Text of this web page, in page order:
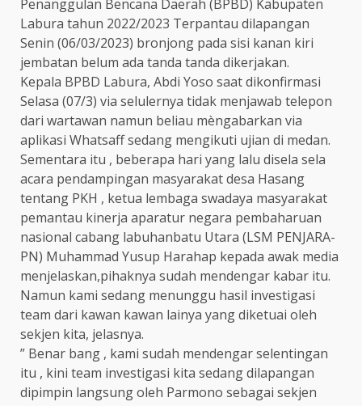
Penanggulan Bencana Daerah (BPBD) Kabupaten
Labura tahun 2022/2023 Terpantau dilapangan
Senin (06/03/2023) bronjong pada sisi kanan kiri
jembatan belum ada tanda tanda dikerjakan.
Kepala BPBD Labura, Abdi Yoso saat dikonfirmasi
Selasa (07/3) via selulernya tidak menjawab telepon
dari wartawan namun beliau mèngabarkan via
aplikasi Whatsaff sedang mengikuti ujian di medan.
Sementara itu , beberapa hari yang lalu disela sela
acara pendampingan masyarakat desa Hasang
tentang PKH , ketua lembaga swadaya masyarakat
pemantau kinerja aparatur negara pembaharuan
nasional cabang labuhanbatu Utara (LSM PENJARA-
PN) Muhammad Yusup Harahap kepada awak media
menjelaskan,pihaknya sudah mendengar kabar itu.
Namun kami sedang menunggu hasil investigasi
team dari kawan kawan lainya yang diketuai oleh
sekjen kita, jelasnya.
” Benar bang , kami sudah mendengar selentingan
itu , kini team investigasi kita sedang dilapangan
dipimpin langsung oleh Parmono sebagai sekjen